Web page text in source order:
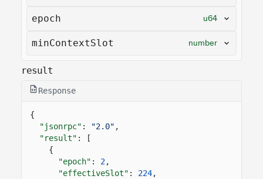
epoch u64
minContextSlot number
result
Response
{
"jsonrpc" : "2.0" ,
"result" : [
{
"epoch" : 2,
"effectiveSlot" : 224,